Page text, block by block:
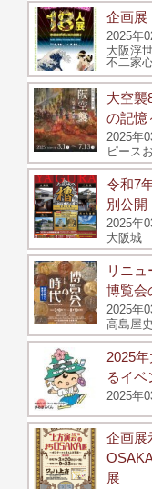
企画展
2025年
大阪浮
不二家
大空襲
の記憶
2025年
ピース
令和7
別公開
2025年
大阪城
リニ
博覧会
2025年
高島屋
2025
るイベ
2025年
企画展
展